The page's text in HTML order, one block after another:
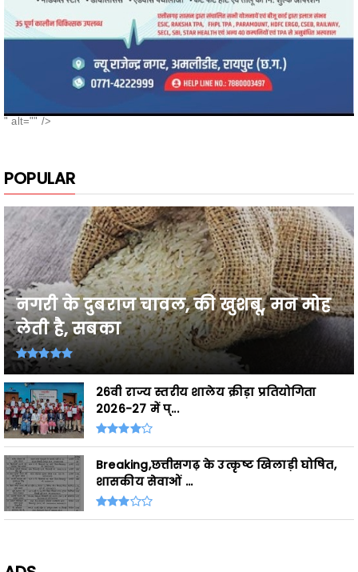
POPULAR
नगरी के दुबराज चावल, की खुशबू, मन मोह
लेती है, सबका
26वी राज्य स्तरीय शालेय क्रीड़ा प्रतियोगिता
2026-27 में प्...
Breaking,छत्तीसगढ़ के उत्कृष्ट खिलाड़ी घोषित,
शासकीय सेवाओं ...
ADS